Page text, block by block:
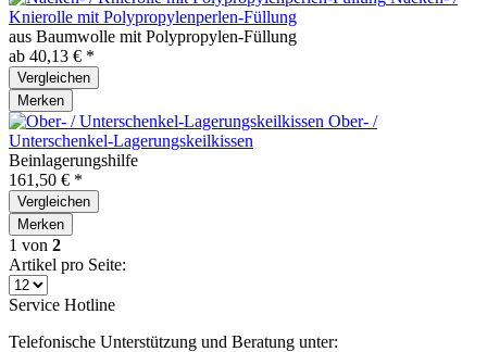
Knierolle mit Polypropylenperlen-Füllung
aus Baumwolle mit Polypropylen-Füllung
ab 40,13 € *
Vergleichen
Merken
Ober- /
Unterschenkel-Lagerungskeilkissen
Beinlagerungshilfe
161,50 € *
Vergleichen
Merken
1 von 2
Artikel pro Seite:
Service Hotline
Telefonische Unterstützung und Beratung unter: